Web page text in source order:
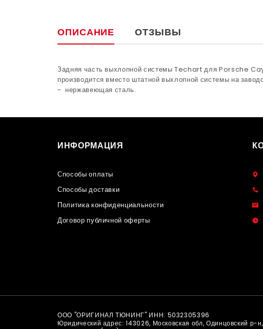
ОПИСАНИЕ ОТЗЫВЫ
Задняя часть выхлопной системы Techart для Porsche
производится вместо штатной выхлопной системы на
- нержавеющая сталь.
ИНФОРМАЦИЯ
Способы оплаты
Способы доставки
Политика конфиденциальности
Договор публичной оферты
ООО "ОРИГИНАЛ ТЮНИНГ" ИНН: 5032305396
Юридический адрес: 143026, Московская обл, Одинцовский